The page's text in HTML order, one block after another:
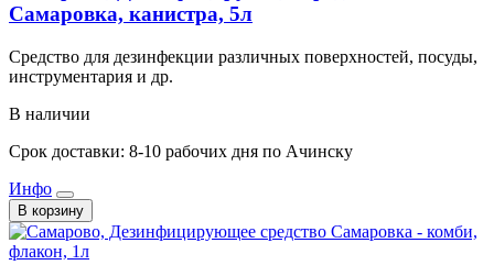
Самаровка, канистра, 5л
Средство для дезинфекции различных поверхностей, посуды,
инструментария и др.
В наличии
Срок доставки: 8-10 рабочих дня по Ачинску
Инфо
В корзину